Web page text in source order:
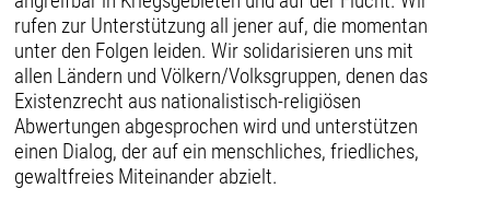
rufen zur Unterstützung all jener auf, die momentan
unter den Folgen leiden. Wir solidarisieren uns mit
allen Ländern und Völkern/Volksgruppen, denen das
Existenzrecht aus nationalistisch-religiösen
Abwertungen abgesprochen wird und unterstützen
einen Dialog, der auf ein menschliches, friedliches,
gewaltfreies Miteinander abzielt.